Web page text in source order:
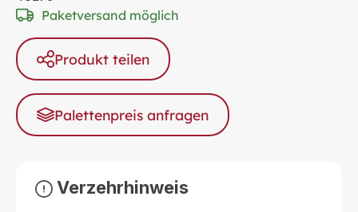
Paketversand möglich
Produkt teilen
Palettenpreis anfragen
Verzehrhinweis